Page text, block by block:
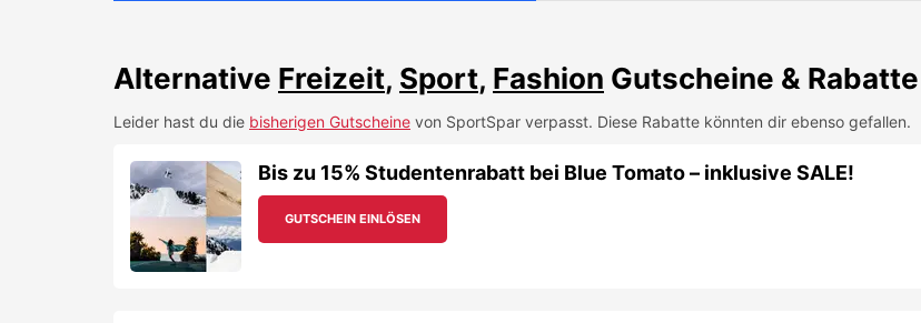
Alternative Freizeit, Sport, Fashion Gutscheine & Rabatte
Leider hast du die bisherigen Gutscheine von SportSpar verpasst. Diese Rabatte könnten dir ebenso gefallen.
Bis zu 15% Studentenrabatt bei Blue Tomato – inklusive SALE!
GUTSCHEIN EINLÖSEN